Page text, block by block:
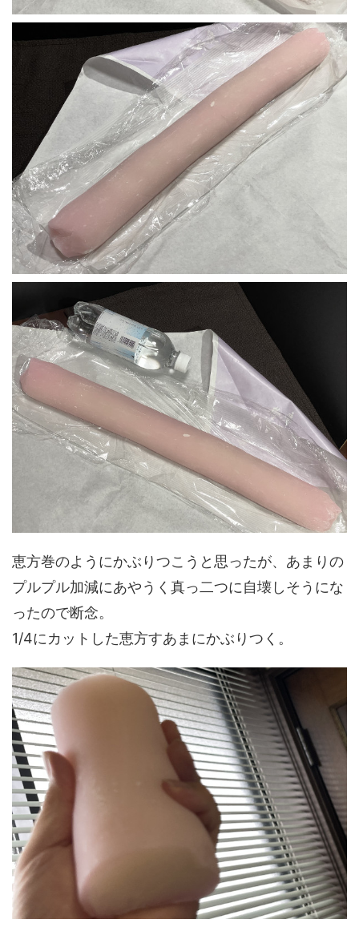
恵方巻のようにかぶりつこうと思ったが、あまりの
プルプル加減にあやうく真っ二つに自壊しそうにな
ったので断念。
1/4にカットした恵方すあまにかぶりつく。